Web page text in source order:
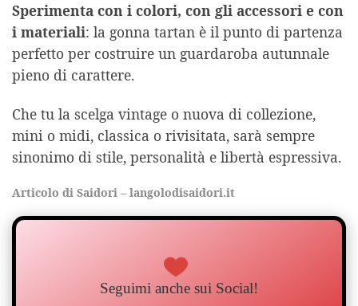
Sperimenta con i colori, con gli accessori e con
i materiali: la gonna tartan è il punto di partenza
perfetto per costruire un guardaroba autunnale
pieno di carattere.
Che tu la scelga vintage o nuova di collezione,
mini o midi, classica o rivisitata, sarà sempre
sinonimo di stile, personalità e libertà espressiva.
Articolo di Saidori – langolodisaidori.it
Seguimi anche sui Social!